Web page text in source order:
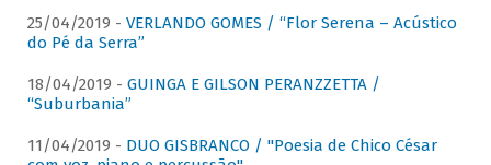
25/04/2019 - VERLANDO GOMES / “Flor Serena – Acústico
do Pé da Serra”
18/04/2019 - GUINGA E GILSON PERANZZETTA /
“Suburbania”
11/04/2019 - DUO GISBRANCO / "Poesia de Chico César